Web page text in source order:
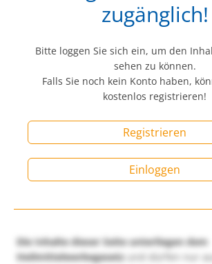
zugänglich!
Bitte loggen Sie sich ein, um den
sehen zu können.
Falls Sie noch kein Konto haben,
kostenlos registrieren!
Registrieren
Einloggen
Die Inhalte dieser Seite unterliegen dem
Heilmittelwerbegesetzund dürfen nur